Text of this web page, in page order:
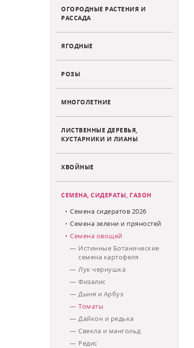
ОГОРОДНЫЕ РАСТЕНИЯ И
РАССАДА
ЯГОДНЫЕ
РОЗЫ
МНОГОЛЕТНИЕ
ЛИСТВЕННЫЕ ДЕРЕВЬЯ,
КУСТАРНИКИ И ЛИАНЫ
ХВОЙНЫЕ
СЕМЕНА, СИДЕРАТЫ, ГАЗОН
Семена сидератов 2026
Семена зелени и пряностей
Семена овощей
Истинные Ботанические
семена картофеля
Лук чернушка
Физалис
Дыня и Арбуз
Томаты
Дайкон и редька
Свекла и мангольд
Редис